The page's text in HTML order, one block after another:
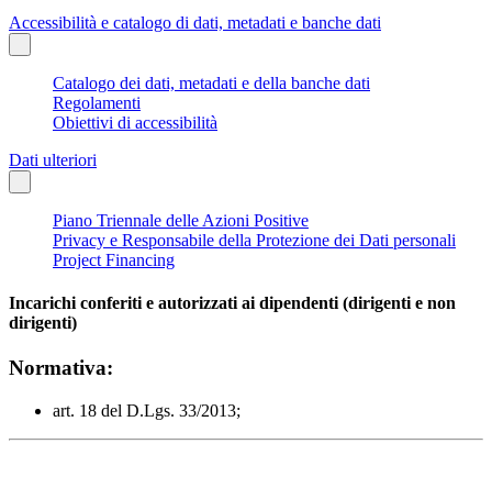
Accessibilità e catalogo di dati, metadati e banche dati
Catalogo dei dati, metadati e della banche dati
Regolamenti
Obiettivi di accessibilità
Dati ulteriori
Piano Triennale delle Azioni Positive
Privacy e Responsabile della Protezione dei Dati personali
Project Financing
Incarichi conferiti e autorizzati ai dipendenti (dirigenti e non
dirigenti)
Normativa:
art. 18 del D.Lgs. 33/2013;